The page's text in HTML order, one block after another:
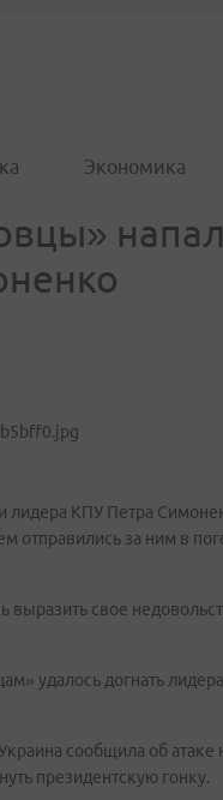
Экономика
лидера КПУ Петра
отправились за ним в
выразить свое
удалось догнать
сообщила об
президентскую гонку.